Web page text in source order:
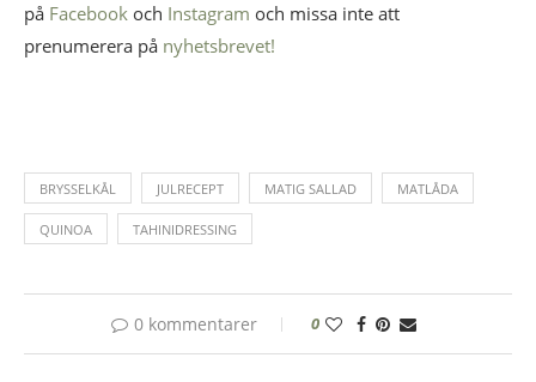
på Facebook och Instagram och missa inte att
prenumerera på nyhetsbrevet!
BRYSSELKÅL JULRECEPT MATIG SALLAD MATLÅDA
QUINOA TAHINIDRESSING
0 kommentarer 0